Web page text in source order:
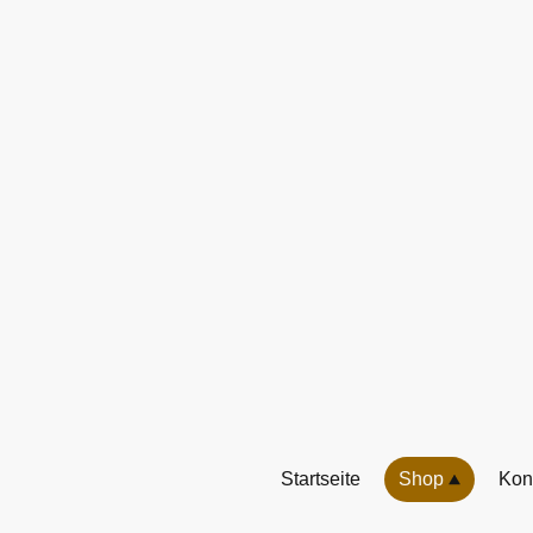
Startseite Shop